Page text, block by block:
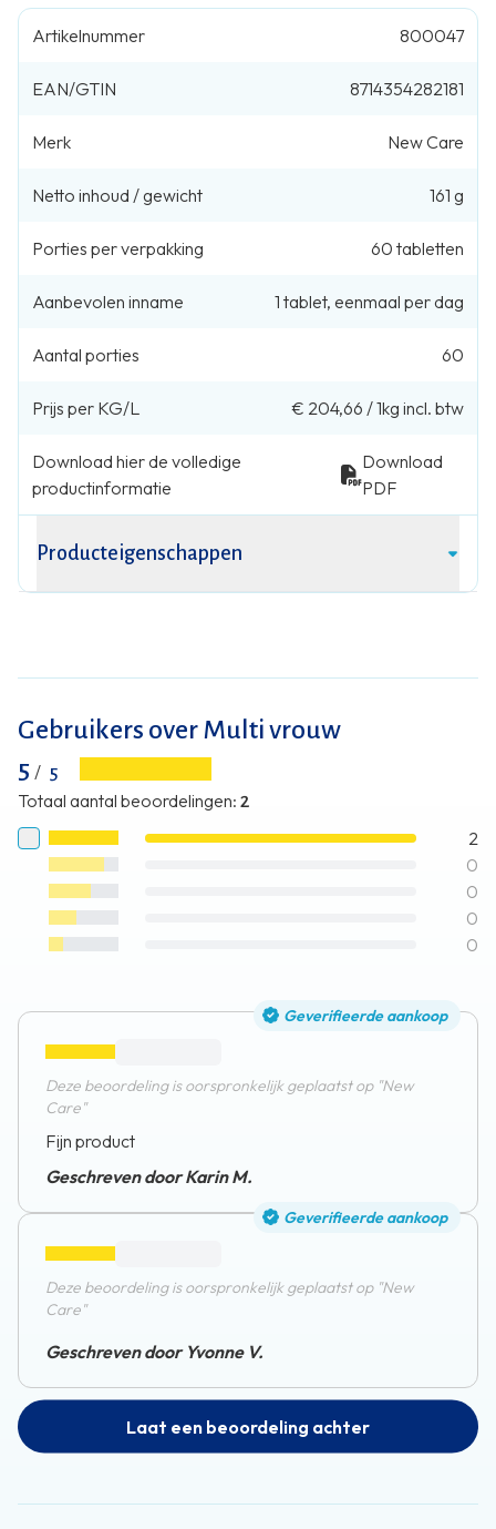
Artikelnummer 800047
EAN/GTIN 8714354282181
Merk New Care
Netto inhoud / gewicht 161 g
Porties per verpakking 60 tabletten
Aanbevolen inname 1 tablet, eenmaal per dag
Aantal porties 60
Prijs per KG/L € 204,66 /1kg incl. btw
Download hier de volledige
productinformatie
Download
PDF
Producteigenschappen
Gebruikers over Multi vrouw
5 / 5
Totaal aantal beoordelingen: 2
2
0
0
0
0
Geverifieerde aankoop
Deze beoordeling is oorspronkelijk geplaatst op "New
Care"
Fijn product
Geschreven door Karin M.
Geverifieerde aankoop
Deze beoordeling is oorspronkelijk geplaatst op "New
Care"
Geschreven door Yvonne V.
Laat een beoordeling achter